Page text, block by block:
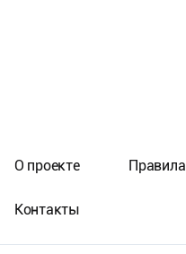
О проекте Правила
Контакты